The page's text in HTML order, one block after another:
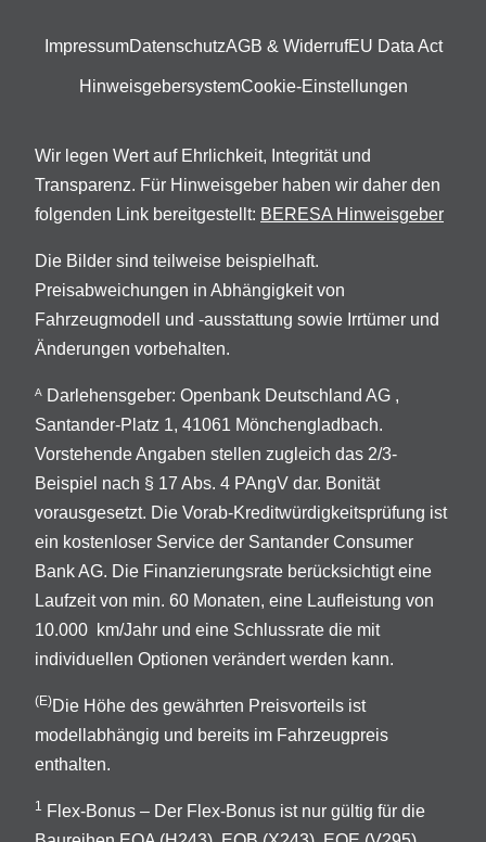
ImpressumDatenschutzAGB & WiderrufEU Data Act
HinweisgebersystemCookie-Einstellungen
Wir legen Wert auf Ehrlichkeit, Integrität und
Transparenz. Für Hinweisgeber haben wir daher den
folgenden Link bereitgestellt: BERESA Hinweisgeber
Die Bilder sind teilweise beispielhaft.
Preisabweichungen in Abhängigkeit von
Fahrzeugmodell und -ausstattung sowie Irrtümer und
Änderungen vorbehalten.
A
Darlehensgeber: Openbank Deutschland AG ,
Santander-Platz 1, 41061 Mönchengladbach.
Vorstehende Angaben stellen zugleich das 2/3-
Beispiel nach § 17 Abs. 4 PAngV dar. Bonität
vorausgesetzt. Die Vorab-Kreditwürdigkeitsprüfung ist
ein kostenloser Service der Santander Consumer
Bank AG. Die Finanzierungsrate berücksichtigt eine
Laufzeit von min. 60 Monaten, eine Laufleistung von
10.000 km/Jahr und eine Schlussrate die mit
individuellen Optionen verändert werden kann.
(E)Die Höhe des gewährten Preisvorteils ist
modellabhängig und bereits im Fahrzeugpreis
enthalten.
1 Flex-Bonus – Der Flex-Bonus ist nur gültig für die